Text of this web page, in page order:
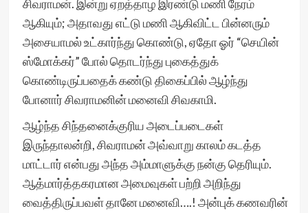
சிவராமன். இன்று ஏறத்தாழ இரண்டு மணி நேரம்
ஆகியும்; அதாவது எட்டு மணி ஆகிவிட்ட பின்னரும்
அசையாமல் உட்கார்ந்து கொண்டு, ஏதோ ஓர் “செயின்
ஸ்மோக்கர்” போல் தொடர்ந்து புகைத்துக்
கொண்டிருப்பதைக் கண்டு திகைப்பில் ஆழ்ந்து
போனார் சிவராமனின் மனைவி சிவகாமி.
ஆழ்ந்த சிந்தனைக்குரிய அடைப்படைகள்
இருந்தாலன்றி, சிவராமன் அவ்வாறு காலம் கடத்த
மாட்டார் என்பது அந்த அம்மாளுக்கு நன்கு தெரியும்.
ஆத்மார்த்தகரமான அமைவுகள் பற்றி அறிந்து
வைத்திருப்பவள் தானே மனைவி….! அன்புக் கணவரின்